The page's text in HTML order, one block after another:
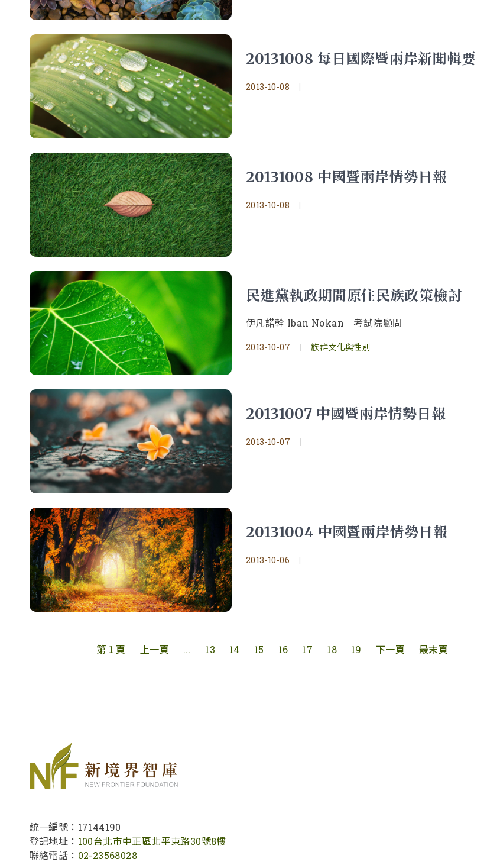
20131008 每日國際暨兩岸新聞輯要
2013-10-08 |
20131008 中國暨兩岸情勢日報
2013-10-08 |
民進黨執政期間原住民族政策檢討
伊凡諾幹 Iban Nokan 考試院顧問
2013-10-07 | 族群文化與性別
20131007 中國暨兩岸情勢日報
2013-10-07 |
20131004 中國暨兩岸情勢日報
2013-10-06 |
第 1 頁 上一頁 ... 13 14 15 16 17 18 19 下一頁 最末頁
統一編號：17144190
登記地址： 100台北市中正區北平東路30號8樓
聯絡電話： 02-23568028